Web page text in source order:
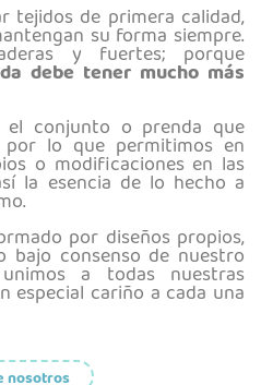
tejidos de primera calidad,
su forma siempre.
y fuertes; porque
debe tener mucho más
el conjunto o prenda que
lo que permitimos en
o modificaciones en las
la esencia de lo hecho a
por diseños propios,
bajo consenso de nuestro
a todas nuestras
especial cariño a cada una
nosotros